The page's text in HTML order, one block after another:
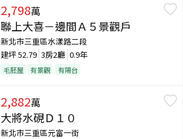
2,798萬
聯上大喜－邊間Ａ５景觀戶
新北市三重區水漾路二段
建坪52.79 3房2廳 0.9年
毛胚屋 有景觀 有陽台
2,882萬
大將水硯Ｄ１０
新北市三重區元富一街